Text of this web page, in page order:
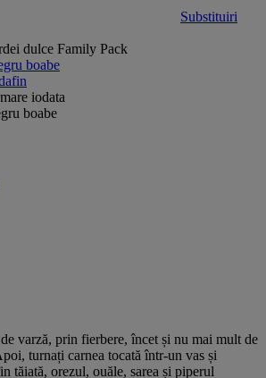
Substituiri
dulce Family Pack
boabe
iodata
boabe
varză, prin fierbere, încet și nu mai mult de
turnați carnea tocată într-un vas și
tăiată, orezul, ouăle, sarea și piperul